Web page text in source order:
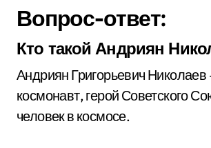
Вопрос-ответ:
Кто такой Андриян
Андриян Григорьевич Николаев
космонавт, герой Советского
человек в космосе.